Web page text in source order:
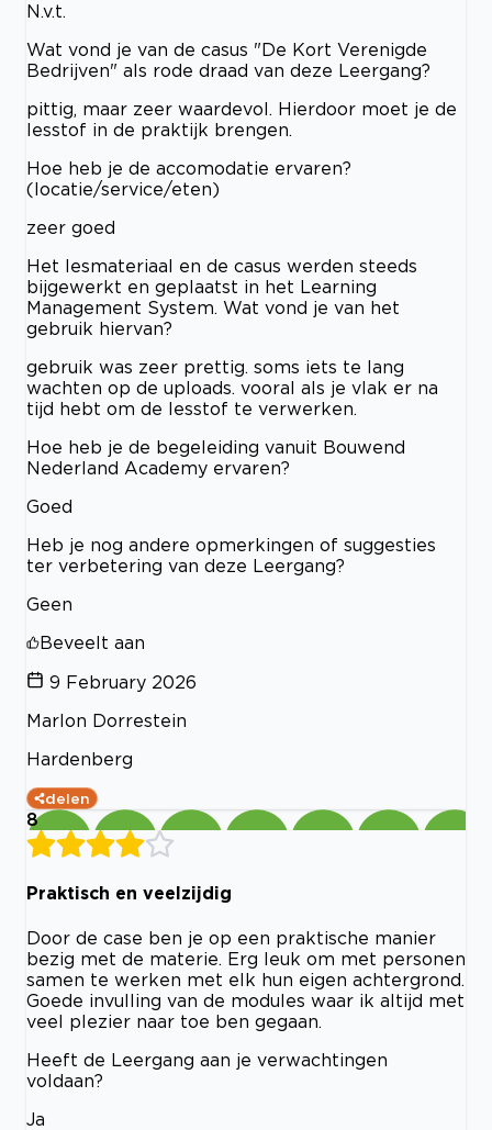
N.v.t.
Wat vond je van de casus "De Kort Verenigde
Bedrijven" als rode draad van deze Leergang?
pittig, maar zeer waardevol. Hierdoor moet je de
lesstof in de praktijk brengen.
Hoe heb je de accomodatie ervaren?
(locatie/service/eten)
zeer goed
Het lesmateriaal en de casus werden steeds
bijgewerkt en geplaatst in het Learning
Management System. Wat vond je van het
gebruik hiervan?
gebruik was zeer prettig. soms iets te lang
wachten op de uploads. vooral als je vlak er na
tijd hebt om de lesstof te verwerken.
Hoe heb je de begeleiding vanuit Bouwend
Nederland Academy ervaren?
Goed
Heb je nog andere opmerkingen of suggesties
ter verbetering van deze Leergang?
Geen
Beveelt aan
9 February 2026
Marlon Dorrestein
Hardenberg
delen
8
Praktisch en veelzijdig
Door de case ben je op een praktische manier
bezig met de materie. Erg leuk om met personen
samen te werken met elk hun eigen achtergrond.
Goede invulling van de modules waar ik altijd met
veel plezier naar toe ben gegaan.
Heeft de Leergang aan je verwachtingen
voldaan?
Ja